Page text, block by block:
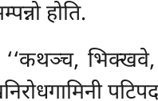
होति.
‘‘कथञ्च,